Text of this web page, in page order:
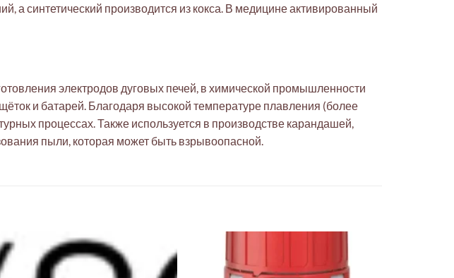
а синтетический производится из кокса. В медицине активированный
электродов дуговых печей, в химической промышленности
и батарей. Благодаря высокой температуре плавления (более
процессах. Также используется в производстве карандашей,
пыли, которая может быть взрывоопасной.